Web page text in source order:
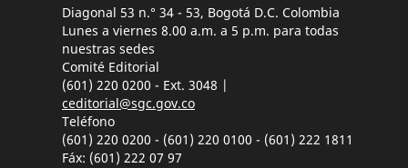
Diagonal 53 n.° 34 - 53, Bogotá D.C. Colombia
Lunes a viernes 8.00 a.m. a 5 p.m. para todas
nuestras sedes
Comité Editorial
(601) 220 0200 - Ext. 3048 |
ceditorial@sgc.gov.co
Teléfono
(601) 220 0200 - (601) 220 0100 - (601) 222 1811
Fáx: (601) 222 07 97